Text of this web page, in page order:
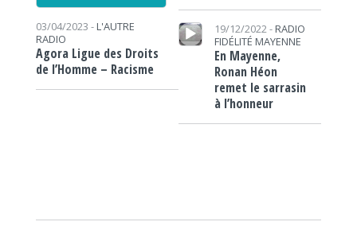
03/04/2023 - L'AUTRE
RADIO
Agora Ligue des Droits
de l’Homme – Racisme
Lecteur audio
19/12/2022 - RADIO
FIDÉLITÉ MAYENNE
En Mayenne,
Ronan Héon
remet le sarrasin
à l’honneur